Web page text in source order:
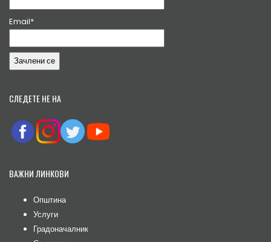
Email*
Услуги
Градоначалник
Секретар